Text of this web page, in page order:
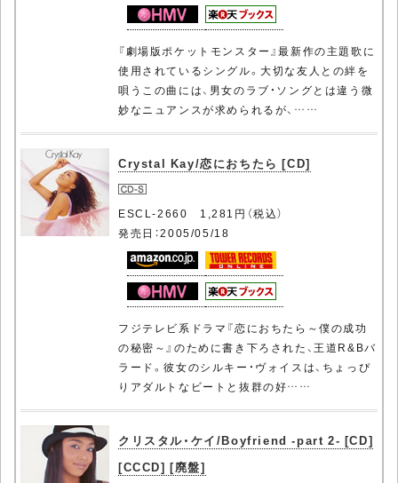
『劇場版ポケットモンスター』最新作の主題歌に
使用されているシングル。大切な友人との絆を
唄うこの曲には、男女のラブ・ソングとは違う微
妙なニュアンスが求められるが、……
Crystal Kay/恋におちたら [CD]
ESCL-2660 1,281円（税込）
発売日：2005/05/18
フジテレビ系ドラマ『恋におちたら～僕の成功
の秘密～』のために書き下ろされた、王道R&Bバ
ラード。彼女のシルキー・ヴォイスは、ちょっぴ
りアダルトなビートと抜群の好……
クリスタル・ケイ/Boyfriend -part 2- [CD]
[CCCD] [廃盤]